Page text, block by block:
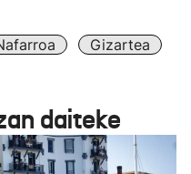
Gizartea
daiteke